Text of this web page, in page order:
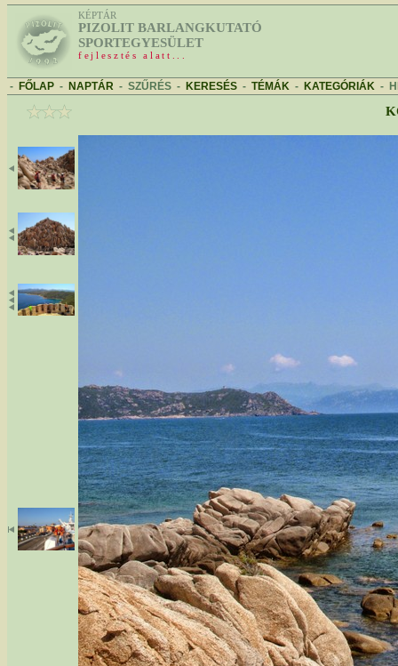
KÉPTÁR
PIZOLIT BARLANGKUTATÓ
SPORTEGYESÜLET
fejlesztés alatt...
- FŐLAP - NAPTÁR - SZŰRÉS - KERESÉS - TÉMÁK - KATEGÓRIÁK -